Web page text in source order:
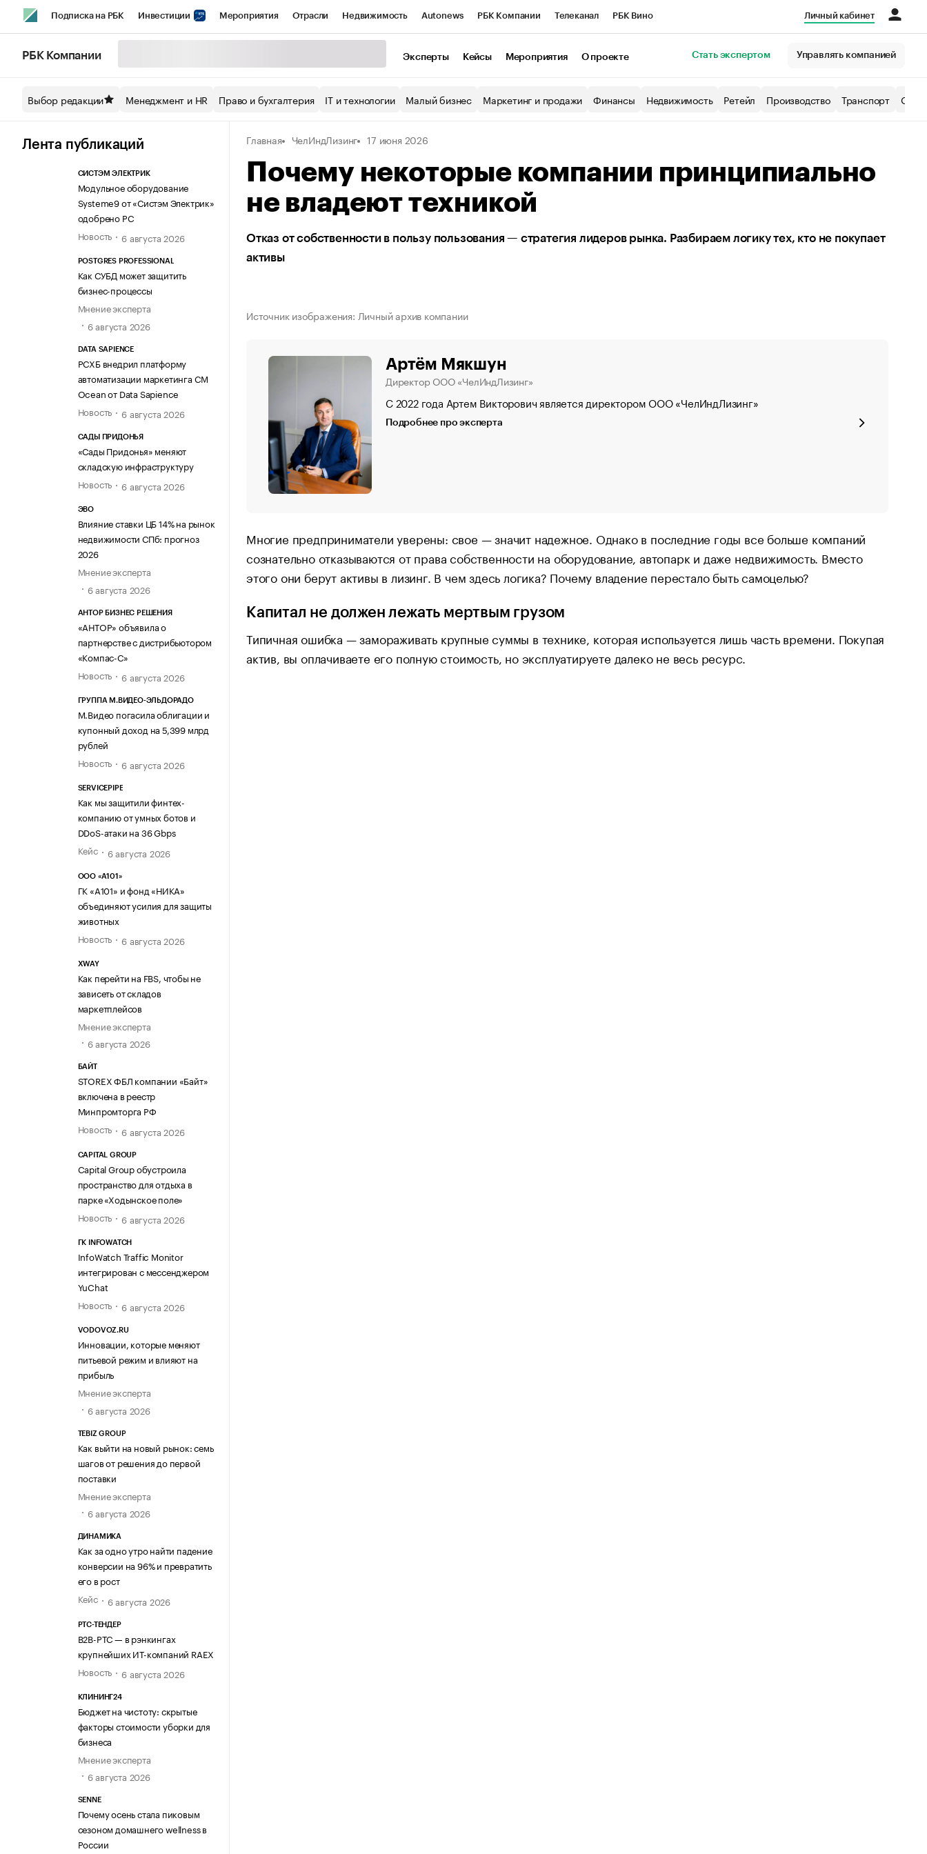
Подписка на РБК Инвестиции Мероприятия Отрасли Недвижимость Autonews РБК Компании Телеканал РБК Вино
Спецпроекты СПб Конференции СПб Спецпроекты Экономика Бизнес
Технологии и медиа Рынок наличной валюты
Личный кабинет
РБК Компании Эксперты Кейсы Мероприятия О проекте Стать экспертом Управлять компанией
Выбор редакции Менеджмент и HR Право и бухгалтерия IT и технологии Малый бизнес Маркетинг и продажи Финансы Недвижимость Ретейл Производство Транспорт
Лента публикаций
СИСТЭМ ЭЛЕКТРИК
Модульное оборудование
Systeme9 от «Систэм Электрик»
одобрено РС
Новость
6 августа 2026
POSTGRES PROFESSIONAL
Как СУБД может защитить
бизнес-процессы
Мнение эксперта
6 августа 2026
DATA SAPIENCE
РСХБ внедрил платформу
автоматизации маркетинга CM
Ocean от Data Sapience
Новость
6 августа 2026
САДЫ ПРИДОНЬЯ
«Сады Придонья» меняют
складскую инфраструктуру
Новость
6 августа 2026
ЭВО
Влияние ставки ЦБ 14% на рынок
недвижимости СПб: прогноз
2026
Мнение эксперта
6 августа 2026
АНТОР БИЗНЕС РЕШЕНИЯ
«АНТОР» объявила о
партнерстве с дистрибьютором
«Компас-С»
Новость
6 августа 2026
ГРУППА М.ВИДЕО-ЭЛЬДОРАДО
М.Видео погасила облигации и
купонный доход на 5,399 млрд
рублей
Новость
6 августа 2026
SERVICEPIPE
Как мы защитили финтех-
компанию от умных ботов и
DDoS-атаки на 36 Gbps
Кейс
6 августа 2026
ООО «А101»
ГК «А101» и фонд «НИКА»
объединяют усилия для защиты
животных
Новость
6 августа 2026
XWAY
Как перейти на FBS, чтобы не
зависеть от складов
маркетплейсов
Мнение эксперта
6 августа 2026
БАЙТ
STOREX ФБЛ компании «Байт»
включена в реестр
Минпромторга РФ
Новость
6 августа 2026
CAPITAL GROUP
Capital Group обустроила
пространство для отдыха в
парке «Ходынское поле»
Новость
6 августа 2026
ГК INFOWATCH
InfoWatch Traffic Monitor
интегрирован с мессенджером
YuChat
Новость
6 августа 2026
VODOVOZ.RU
Инновации, которые меняют
питьевой режим и влияют на
прибыль
Мнение эксперта
6 августа 2026
TEBIZ GROUP
Как выйти на новый рынок: семь
шагов от решения до первой
поставки
Мнение эксперта
6 августа 2026
ДИНАМИКА
Как за одно утро найти падение
конверсии на 96% и превратить
его в рост
Кейс
6 августа 2026
РТС-ТЕНДЕР
В2В-РТС — в рэнкингах
крупнейших ИТ-компаний RAEX
Новость
6 августа 2026
КЛИНИНГ24
Бюджет на чистоту: скрытые
факторы стоимости уборки для
бизнеса
Мнение эксперта
6 августа 2026
SENNE
Почему осень стала пиковым
сезоном домашнего wellness в
России
Главная ЧелИндЛизинг 17 июня 2026
Почему некоторые компании принципиально
не владеют техникой
Отказ от собственности в пользу пользования — стратегия лидеров рынка. Разбираем логику тех, кто не покупает
активы
Источник изображения: Личный архив компании
Артём Мякшун
Директор ООО «ЧелИндЛизинг»
С 2022 года Артем Викторович является директором ООО «ЧелИндЛизинг»
Подробнее про эксперта
Многие предприниматели уверены: свое — значит надежное. Однако в последние годы все больше компаний
сознательно отказываются от права собственности на оборудование, автопарк и даже недвижимость. Вместо
этого они берут активы в лизинг. В чем здесь логика? Почему владение перестало быть самоцелью?
Капитал не должен лежать мертвым грузом
Типичная ошибка — замораживать крупные суммы в технике, которая используется лишь часть времени. Покупая
актив, вы оплачиваете его полную стоимость, но эксплуатируете далеко не весь ресурс.